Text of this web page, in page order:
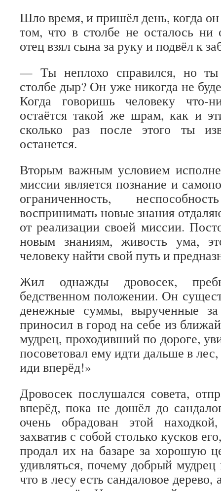
Шло время, и пришёл день, когда
том, что в столбе не осталось ни
отец взял сына за руку и подвёл к
— Ты неплохо справился, но
столбе дыр? Он уже никогда не
Когда говоришь человеку что-
остаётся такой же шрам, как и
сколько раз после этого ты
останется.
Вторым важным условием
миссии является познание и
ограниченность,
воспринимать новые знания
от реализации своей миссии.
новым знаниям, живость ума,
человеку найти свой путь и
Жил однажды дровосек,
бедственном положении. Он
денежные суммы, вырученные
приносил в город на себе из
мудрец, проходивший по дороге,
посоветовал ему идти дальше в
иди вперёд!»
Дровосек послушался совета,
вперёд, пока не дошёл до
очень обрадован этой
захватив с собой столько кусков
продал их на базаре за хорошую
удивляться, почему добрый
что в лесу есть сандаловое дерево,